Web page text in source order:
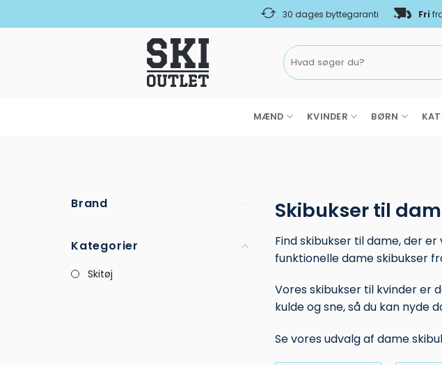
til
30 dages byttegaranti Fri
Søg
efter:
MÆND KVINDER BØRN
Brand
Kategorier
Skitøj
Skibukser til
Find skibukser til dame, der
funktionelle dame skibukser
Vores skibukser til kvinder er
kulde og sne, så du kan
Se vores udvalg af dame